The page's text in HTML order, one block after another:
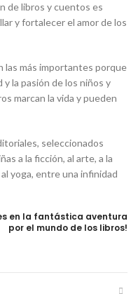
de libros y cuentos es
y fortalecer el amor de los
las más importantes porque
la pasión de los niños y
marcan la vida y pueden
seleccionados
a la ficción, al arte, a la
yoga, entre una infinidad
en la fantástica aventura
por el mundo de los libros!